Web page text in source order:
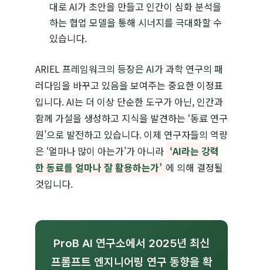
대로 AI가 초안을 만들고 인간이 심화 분석을
하는 협업 모델을 통해 시너지를 극대화할 수
있습니다.
ARIEL 프레임워크의 등장은 AI가 과학 연구의 패
러다임을 바꾸고 있음을 보여주는 중요한 이정표
입니다. AI는 더 이상 단순한 도구가 아닌, 인간과
함께 가설을 생성하고 지식을 발견하는 ‘동료 연구
원’으로 발전하고 있습니다. 이제 연구자들의 역량
은 ‘얼마나 많이 아는가’가 아니라 ‘AI라는 강력
한 동료를 얼마나 잘 활용하는가’ 에 의해 결정될
것입니다.
ProB AI 연구소에서 2025년 최신
프롬프트 엔지니어링 연구 동향을 확